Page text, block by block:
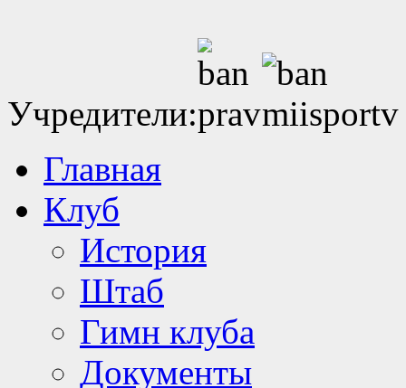
Учредители:
Главная
Клуб
История
Штаб
Гимн клуба
Документы